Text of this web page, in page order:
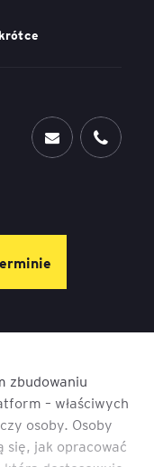
zbudowaniu
– właściwych
osoby. Osoby
się, jak opracować